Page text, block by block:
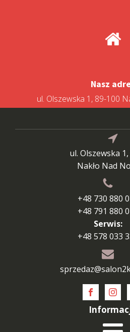
Nasz
ul. Olszewska 1, 89-100
ul. Olszewska
Nakło Nad
+48 730 880
+48 791 880
Serwis:
+48 578 033